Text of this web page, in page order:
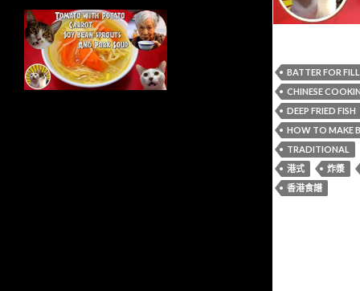
BATTER FOR
CHINESE
DEEP FRIED FISH
HOW TO MAKE
TRADITIONAL
港式
炸漿
香港食譜